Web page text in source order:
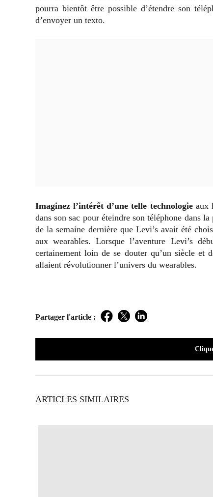
pourra bientôt être possible d’étendre son
d’envoyer un texto.
Imaginez l’intérêt d’une telle technologieaux
dans son sac pour éteindre son téléphone dans
de la semaine dernière que Levi’s avait été
aux wearables. Lorsque l’aventure Levi’s
certainement loin de se douter qu’un siècle et
allaient révolutionner l’univers du wearables.
Partager l'article : Facebook
TwitterLinkedIn
ARTICLES SIMILAIRES